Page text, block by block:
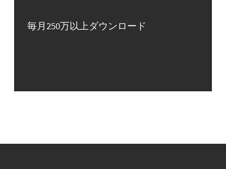
毎月250万以上ダウンロード